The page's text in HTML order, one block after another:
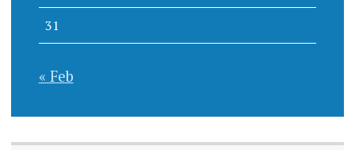
31
« Feb